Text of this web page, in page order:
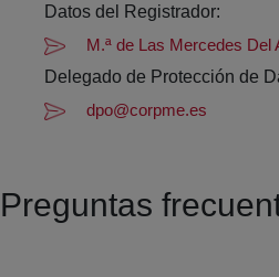
Datos del Registrador:
M.ª de Las Mercedes Del
Delegado de Protección de
dpo@corpme.es
Preguntas